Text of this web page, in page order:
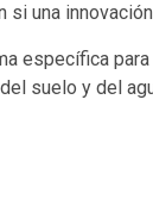
una
específica
suelo y del